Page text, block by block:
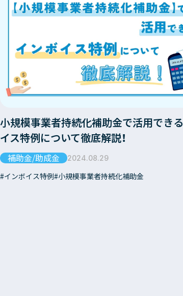
小規模事業者持続化補助金で活用でき
イス特例について徹底解説！
補助金/助成金 2024.08.29
インボイス特例 小規模事業者持続化補助金